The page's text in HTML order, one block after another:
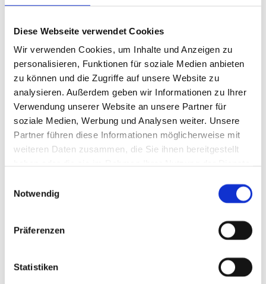
Diese Webseite verwendet Cookies
Wir verwenden Cookies, um Inhalte und Anzeigen zu
personalisieren, Funktionen für soziale Medien anbieten
zu können und die Zugriffe auf unsere Website zu
analysieren. Außerdem geben wir Informationen zu Ihrer
Verwendung unserer Website an unsere Partner für
soziale Medien, Werbung und Analysen weiter. Unsere
Partner führen diese Informationen möglicherweise mit
weiteren Daten zusammen, die Sie ihnen bereitgestellt
Notwendig
Präferenzen
Statistiken
Tischuhr mit Wecker „Midnight“
von REMEMBER
Geschätzte Lieferzeit: 1-2 Tage
39,90 €
Farbenfroher Zeitmesser
Klare Linien, ein reduziertes Ziffernblatt und
Tischuhr zu einem schönen Hingucker in jedem
Schlafzimmer – die analoge Uhr macht einfach